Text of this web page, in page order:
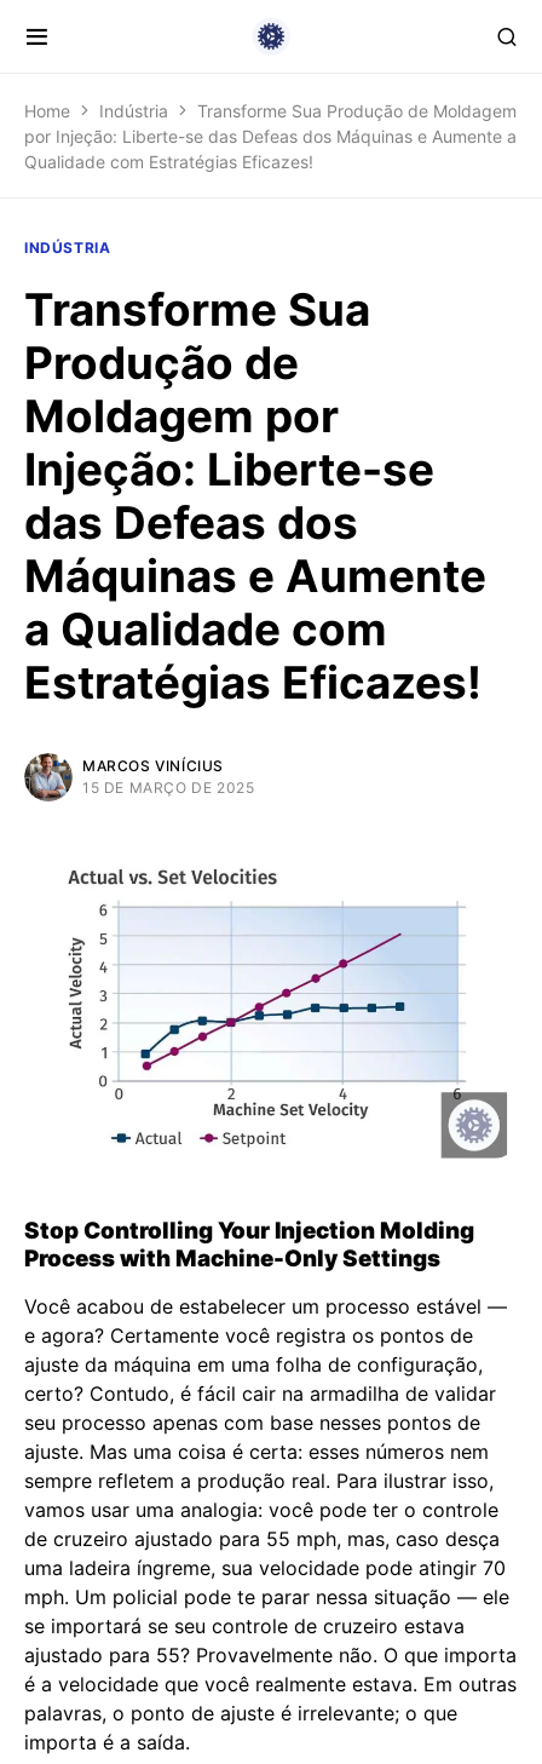
Home Indústria
Transforme Sua Produção de Moldagem
por Injeção: Liberte-se das Defeas dos Máquinas e Aumente a
Qualidade com Estratégias Eficazes!
INDÚSTRIA
Transforme Sua
Produção de
Moldagem por
Injeção: Liberte-se
das Defeas dos
Máquinas e Aumente
a Qualidade com
Estratégias Eficazes!
MARCOS VINÍCIUS
15 DE MARÇO DE 2025
Stop Controlling Your Injection Molding
Process with Machine-Only Settings
Você acabou de estabelecer um processo estável —
e agora? Certamente você registra os pontos de
ajuste da máquina em uma folha de configuração,
certo? Contudo, é fácil cair na armadilha de validar
seu processo apenas com base nesses pontos de
ajuste. Mas uma coisa é certa: esses números nem
sempre refletem a produção real. Para ilustrar isso,
vamos usar uma analogia: você pode ter o controle
de cruzeiro ajustado para 55 mph, mas, caso desça
uma ladeira íngreme, sua velocidade pode atingir 70
mph. Um policial pode te parar nessa situação — ele
se importará se seu controle de cruzeiro estava
ajustado para 55? Provavelmente não. O que importa
é a velocidade que você realmente estava. Em outras
palavras, o ponto de ajuste é irrelevante; o que
importa é a saída.